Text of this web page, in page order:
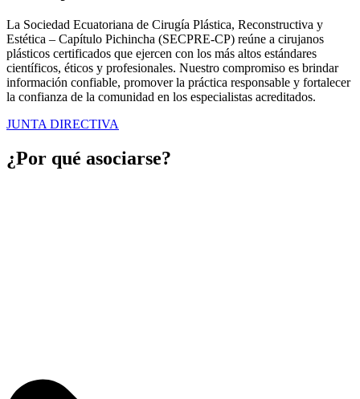
La Sociedad Ecuatoriana de Cirugía Plástica, Reconstructiva y
Estética – Capítulo Pichincha (SECPRE-CP) reúne a cirujanos
plásticos certificados que ejercen con los más altos estándares
científicos, éticos y profesionales. Nuestro compromiso es brindar
información confiable, promover la práctica responsable y fortalecer
la confianza de la comunidad en los especialistas acreditados.
JUNTA DIRECTIVA
¿Por qué asociarse?